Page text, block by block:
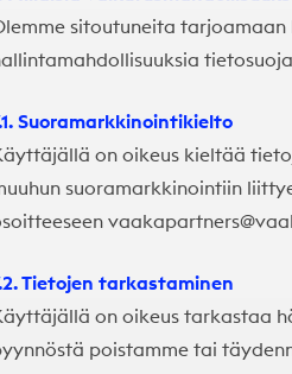
sitoutuneita
Suoramarkkinointikielto
on oikeus kieltää
suoramarkkinointiin
Tietojen tarkastaminen
on oikeus tarkastaa
poistamme tai